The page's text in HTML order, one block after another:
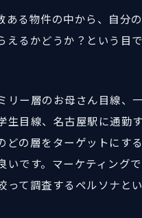
ある物件の中から、自分
えるかどうか？という目
リー層のお母さん目線、
生目線、名古屋駅に通勤
どの層をターゲットにす
いです。マーケティング
って調査するペルソナと